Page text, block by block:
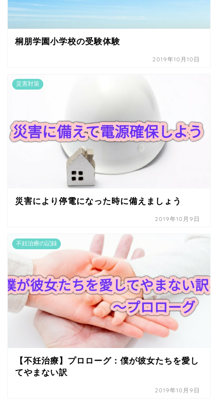
桐朋学園小学校の受験体験
2019年10月10日
災害対策
災害により停電になった時に備えましょう
2019年10月9日
不妊治療の記録
【不妊治療】プロローグ：僕が彼女たちを愛し
てやまない訳
2019年10月9日